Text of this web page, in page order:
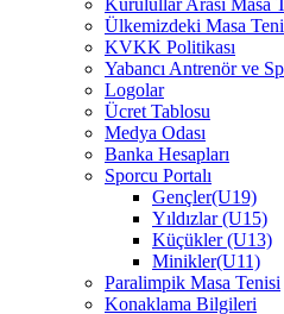
Kurulullar Arası Masa
Ülkemizdeki Masa
KVKK Politikası
Yabancı Antrenör ve
Logolar
Ücret Tablosu
Medya Odası
Banka Hesapları
Sporcu Portalı
Gençler(U19)
Yıldızlar (U15)
Küçükler (U13)
Minikler(U11)
Paralimpik Masa Tenisi
Konaklama Bilgileri